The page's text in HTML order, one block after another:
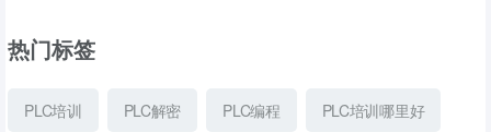
热门标签
PLC培训 PLC解密 PLC编程 PLC培训哪里好